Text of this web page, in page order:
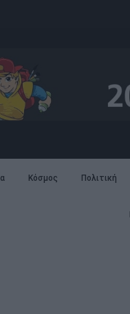
Κόσμος Πολιτική